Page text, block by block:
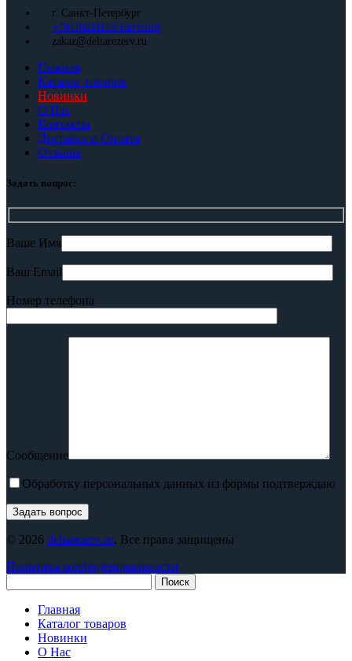
г. Санкт-Петербург
+79110211133 Евгений
zakaz@deltarezerv.ru
Главная
Каталог товаров
Новинки
О Нас
Контакты
Доставка и Оплата
Отзывы
Задать вопрос:
Ваше Имя
Ваш Email
Номер телефона
Сообщение
Обработку персональных данных из формы подтверждаю
© 2026 deltarezerv.ru. Все права защищены
Политика конфиденциальности
Поиск
Главная
Каталог товаров
Новинки
О Нас